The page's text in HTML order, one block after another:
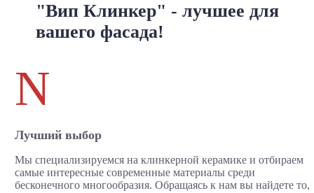
"Вип Клинкер" - лучшее для
вашего фасада!
N
Лучший выбор
Мы специализируемся на клинкерной керамике и отбираем
самые интересные современные материалы среди
бесконечного многообразия. Обращаясь к нам вы найдете то,